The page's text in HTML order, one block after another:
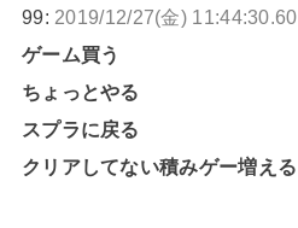
99: 2019/12/27(金) 11:44:30.60
ゲーム買う
ちょっとやる
スプラに戻る
クリアしてない積みゲー増える